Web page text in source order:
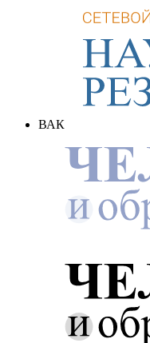
ВАК